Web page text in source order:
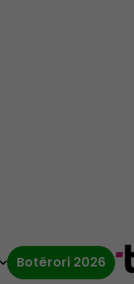
Botërori 2026